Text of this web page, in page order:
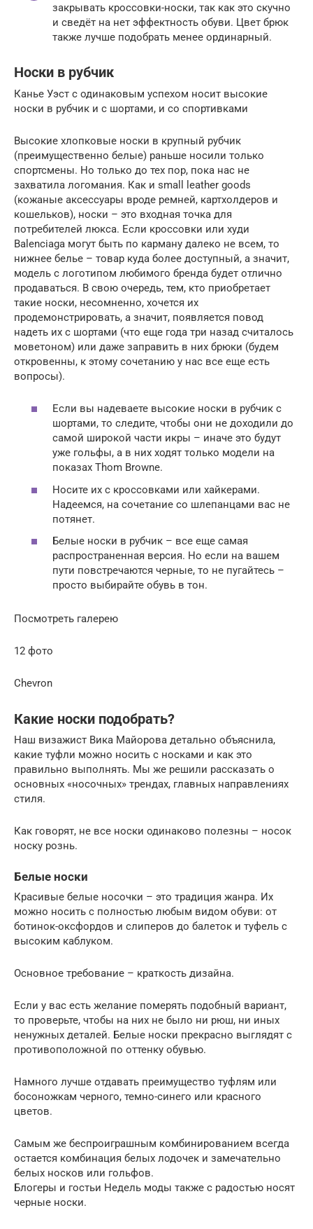
закрывать кроссовки-носки, так как это скучно
и сведёт на нет эффектность обуви. Цвет брюк
также лучше подобрать менее ординарный.
Носки в рубчик
Канье Уэст с одинаковым успехом носит высокие
носки в рубчик и с шортами, и со спортивками
Высокие хлопковые носки в крупный рубчик
(преимущественно белые) раньше носили только
спортсмены. Но только до тех пор, пока нас не
захватила логомания. Как и small leather goods
(кожаные аксессуары вроде ремней, картхолдеров и
кошельков), носки – это входная точка для
потребителей люкса. Если кроссовки или худи
Balenciaga могут быть по карману далеко не всем, то
нижнее белье – товар куда более доступный, а значит,
модель с логотипом любимого бренда будет отлично
продаваться. В свою очередь, тем, кто приобретает
такие носки, несомненно, хочется их
продемонстрировать, а значит, появляется повод
надеть их с шортами (что еще года три назад считалось
моветоном) или даже заправить в них брюки (будем
откровенны, к этому сочетанию у нас все еще есть
вопросы).
Если вы надеваете высокие носки в рубчик с
шортами, то следите, чтобы они не доходили до
самой широкой части икры – иначе это будут
уже гольфы, а в них ходят только модели на
показах Thom Browne.
Носите их с кроссовками или хайкерами.
Надеемся, на сочетание со шлепанцами вас не
потянет.
Белые носки в рубчик – все еще самая
распространенная версия. Но если на вашем
пути повстречаются черные, то не пугайтесь –
просто выбирайте обувь в тон.
Посмотреть галерею
12 фото
Chevron
Какие носки подобрать?
Наш визажист Вика Майорова детально объяснила,
какие туфли можно носить с носками и как это
правильно выполнять. Мы же решили рассказать о
основных «носочных» трендах, главных направлениях
стиля.
Как говорят, не все носки одинаково полезны – носок
носку рознь.
Белые носки
Красивые белые носочки – это традиция жанра. Их
можно носить с полностью любым видом обуви: от
ботинок-оксфордов и слиперов до балеток и туфель с
высоким каблуком.
Основное требование – краткость дизайна.
Если у вас есть желание померять подобный вариант,
то проверьте, чтобы на них не было ни рюш, ни иных
ненужных деталей. Белые носки прекрасно выглядят с
противоположной по оттенку обувью.
Намного лучше отдавать преимущество туфлям или
босоножкам черного, темно-синего или красного
цветов.
Самым же беспроиграшным комбинированием всегда
остается комбинация белых лодочек и замечательно
белых носков или гольфов.
Блогеры и гостьи Недель моды также с радостью носят
черные носки.